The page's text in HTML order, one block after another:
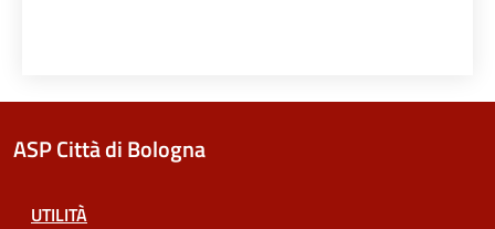
ASP Città di Bologna
UTILITÀ